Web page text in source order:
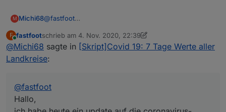
M Michi68@fastfoot
ich habe heute ein update auf die coronavirus-
statistics 0.6.3 gemacht, und dann gesehen das ich
eine ganze Menge Warnungen bekomme.
Spoiler
Bundesländer einen Datenpunkt cases_per_100k
const idData = 'coronavirus-
F
Online
fastfootschrieb am 4. Nov. 2020, 22:39
zuletzt editiert von fastfoot11. Mai 2020, 00:43
@Michi68 sagte in [Skript]Covid 19: 7 Tage Werte aller
Landkreise:
@fastfoot
Hallo,